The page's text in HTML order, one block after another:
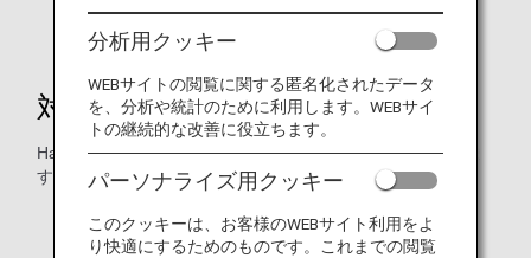
対象商品
Hair&Make EARTH 全店舗でのお支払いの際にご利用できま
す。
整髪剤などの商品の購入にはご利用できません。
分析用クッキー
WEBサイトの閲覧に関する匿名化されたデータ
を、分析や統計のために利用します。WEBサイ
トの継続的な改善に役立ちます。
パーソナライズ用クッキー
このクッキーは、お客様のWEBサイト利用をよ
り快適にするためのものです。これまでの閲覧